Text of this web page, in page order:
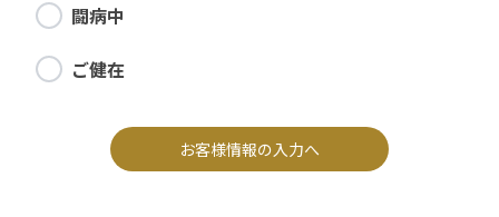
闘病中
ご健在
お客様情報の入力へ